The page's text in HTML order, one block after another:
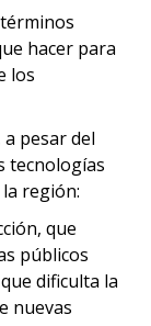
hacer para
los
pesar del
tecnologías
región:
que
públicos
dificulta la
nuevas